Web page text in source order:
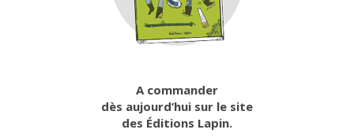
A commander
dès aujourd’hui sur le site
des Éditions Lapin.